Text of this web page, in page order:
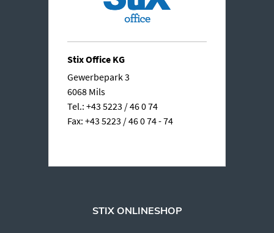
Stix Office KG
Gewerbepark 3
6068 Mils
Tel.: +43 5223 / 46 0 74
Fax: +43 5223 / 46 0 74 - 74
STIX ONLINESHOP